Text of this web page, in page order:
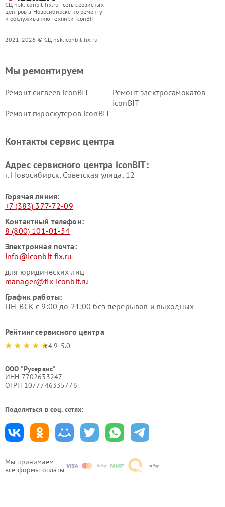
СЦ nsk.iconbit-fix.ru - сеть сервисных
центров в Новосибирске по ремонту
и обслуживанию техники iconBIT
2021-2026 © СЦ nsk.iconbit-fix.ru
Мы принимаем
все формы оплаты
Мы ремонтируем
Ремонт сигвеев iconBIT
Ремонт электросамокатов
iconBIT
Ремонт гироскутеров iconBIT
Контакты сервис центра
Адрес сервисного центра iconBIT:
г. Новосибирск, Советская улица, 12
Горячая линия:
+7 (383) 377-72-09
Контактный телефон:
8 (800) 101-01-54
Электронная почта:
info@iconbit-fix.ru
для юридических лиц
manager@fix-iconbit.ru
График работы:
ПН-ВСК с 9:00 до 21:00 без перерывов и выходных
Рейтинг сервисного центра
4.9-5.0
ООО "Русервис"
ИНН 7702633247
ОГРН 1077746335776
Поделиться в соц. сетях: